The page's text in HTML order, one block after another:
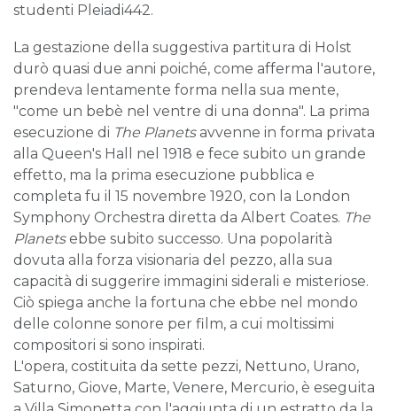
studenti Pleiadi442.
La gestazione della suggestiva partitura di Holst
durò quasi due anni poiché, come afferma l'autore,
prendeva lentamente forma nella sua mente,
"come un bebè nel ventre di una donna". La prima
esecuzione di The Planetsavvenne in forma privata
alla Queen's Hall nel 1918 e fece subito un grande
effetto, ma la prima esecuzione pubblica e
completa fu il 15 novembre 1920, con la London
Symphony Orchestra diretta da Albert Coates. The
Planetsebbe subito successo. Una popolarità
dovuta alla forza visionaria del pezzo, alla sua
capacità di suggerire immagini siderali e misteriose.
Ciò spiega anche la fortuna che ebbe nel mondo
delle colonne sonore per film, a cui moltissimi
compositori si sono inspirati.
L'opera, costituita da sette pezzi, Nettuno, Urano,
Saturno, Giove, Marte, Venere, Mercurio, è eseguita